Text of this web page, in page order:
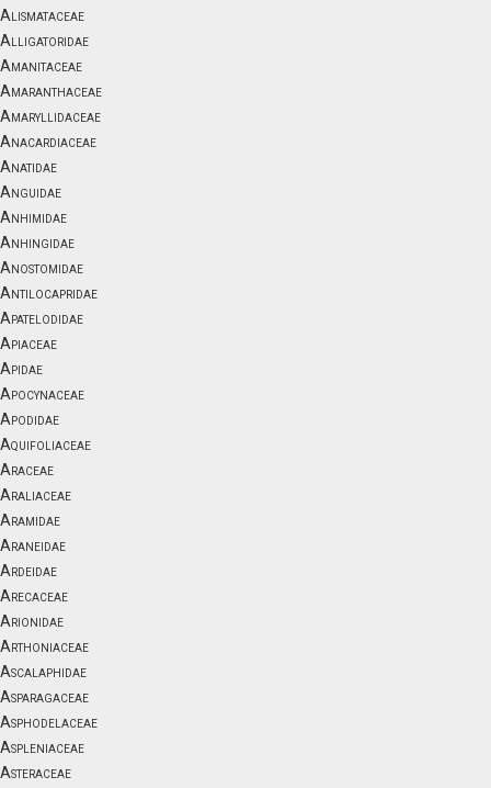
Alismataceae
Alligatoridae
Amanitaceae
Amaranthaceae
Amaryllidaceae
Anacardiaceae
Anatidae
Anguidae
Anhimidae
Anhingidae
Anostomidae
Antilocapridae
Apatelodidae
Apiaceae
Apidae
Apocynaceae
Apodidae
Aquifoliaceae
Araceae
Araliaceae
Aramidae
Araneidae
Ardeidae
Arecaceae
Arionidae
Arthoniaceae
Ascalaphidae
Asparagaceae
Asphodelaceae
Aspleniaceae
Asteraceae